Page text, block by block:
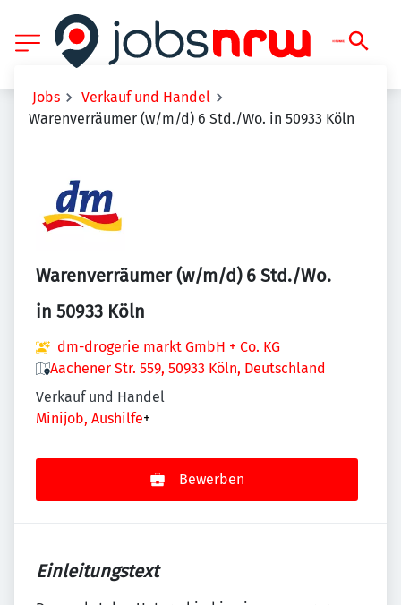
Jobs
Verkauf und Handel
Warenverräumer (w/m/d) 6 Std./Wo. in 50933 Köln
Warenverräumer (w/m/d) 6 Std./Wo.
in 50933 Köln
dm-drogerie markt GmbH + Co. KG
Aachener Str. 559, 50933 Köln, Deutschland
Verkauf und Handel
Minijob, Aushilfe+
Bewerben
Einleitungstext